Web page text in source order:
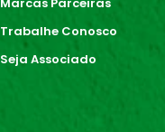
Trabalhe Conosco
Seja Associado